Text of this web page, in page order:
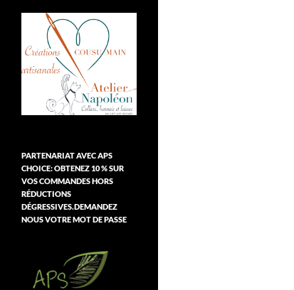
PARTENARIAT AVEC APS
CHOICE: OBTENEZ 10 % SUR
VOS COMMANDES HORS
RÉDUCTIONS
DÉGRESSIVES.DEMANDEZ
NOUS VOTRE MOT DE PASSE